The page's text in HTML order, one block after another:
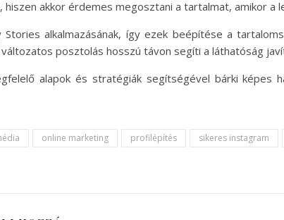
akkor érdemes megosztani a tartalmat, amikor a
alkalmazásának, így ezek beépítése a
posztolás hosszú távon segíti a láthatóság
alapok és stratégiák segítségével bárki képes
online marketing profilépítés sikeres instagram